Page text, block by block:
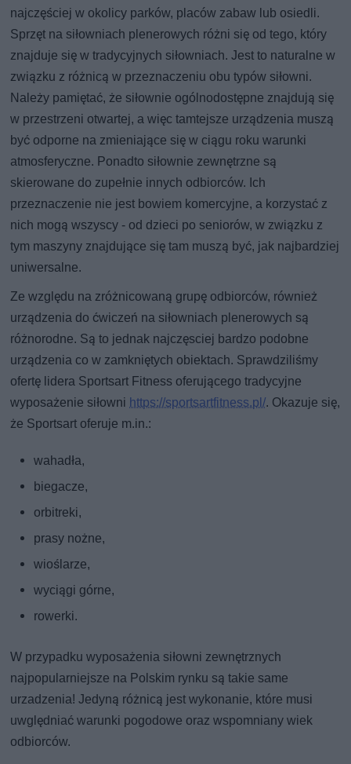
najczęściej w okolicy parków, placów zabaw lub osiedli.
Sprzęt na siłowniach plenerowych różni się od tego, który
znajduje się w tradycyjnych siłowniach. Jest to naturalne w
związku z różnicą w przeznaczeniu obu typów siłowni.
Należy pamiętać, że siłownie ogólnodostępne znajdują się
w przestrzeni otwartej, a więc tamtejsze urządzenia muszą
być odporne na zmieniające się w ciągu roku warunki
atmosferyczne. Ponadto siłownie zewnętrzne są
skierowane do zupełnie innych odbiorców. Ich
przeznaczenie nie jest bowiem komercyjne, a korzystać z
nich mogą wszyscy - od dzieci po seniorów, w związku z
tym maszyny znajdujące się tam muszą być, jak najbardziej
uniwersalne.
Ze względu na zróżnicowaną grupę odbiorców, również
urządzenia do ćwiczeń na siłowniach plenerowych są
różnorodne. Są to jednak najczęsciej bardzo podobne
urządzenia co w zamkniętych obiektach. Sprawdziliśmy
ofertę lidera Sportsart Fitness oferującego tradycyjne
wyposażenie siłowni https://sportsartfitness.pl/. Okazuje się,
że Sportsart oferuje m.in.:
wahadła,
biegacze,
orbitreki,
prasy nożne,
wioślarze,
wyciągi górne,
rowerki.
W przypadku wyposażenia siłowni zewnętrznych
najpopularniejsze na Polskim rynku są takie same
urzadzenia! Jedyną różnicą jest wykonanie, które musi
uwględniać warunki pogodowe oraz wspomniany wiek
odbiorców.